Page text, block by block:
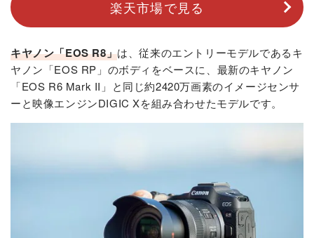
楽天市場で見る
キヤノン「EOS R8」は、従来のエントリーモデルであるキ
ヤノン「EOS RP」のボディをベースに、最新のキヤノン
「EOS R6 Mark II」と同じ約2420万画素のイメージセンサ
ーと映像エンジンDIGIC Xを組み合わせたモデルです。